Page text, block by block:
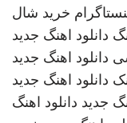
خرید شال
دانلود اهنگ جدید
دانلود اهنگ جدید
دانلود اهنگ جدید
جدید دانلود اهنگ